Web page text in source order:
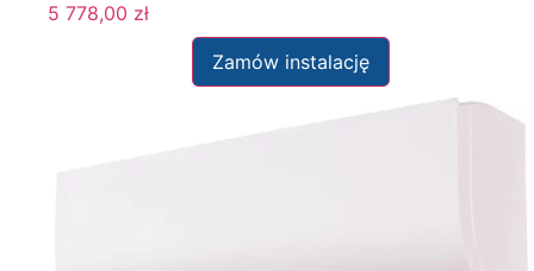
5 778,00 zł
Zamów instalację